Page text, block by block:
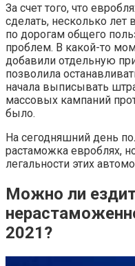
За счет того, что
сделать, несколько лет
по дорогам общего
проблем. В какой-то
добавили отдельную
позволила
начала выписывать
массовых кампаний
было.
На сегодняшний день
растаможка евроблях,
легальности этих
Можно ли
2021?